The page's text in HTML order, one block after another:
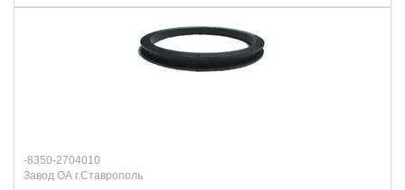
-8350-2704010
Завод ОА г.Ставрополь